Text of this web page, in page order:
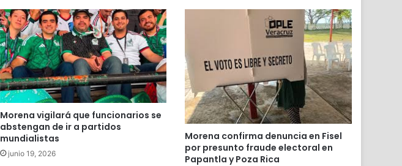
Morena vigilará que funcionarios se
abstengan de ir a partidos
mundialistas
junio 19, 2026
Morena confirma denuncia en Fisel
por presunto fraude electoral en
Papantla y Poza Rica